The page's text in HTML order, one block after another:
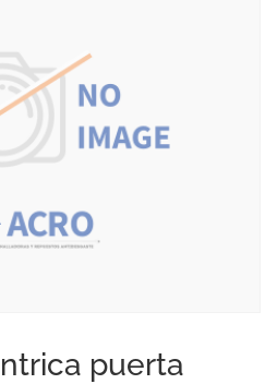
puerta